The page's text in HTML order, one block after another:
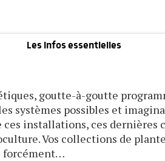
Les infos essentielles
goutte-à-goutte
systèmes possibles et
ces installations, ces dernières
Vos collections de
forcément…